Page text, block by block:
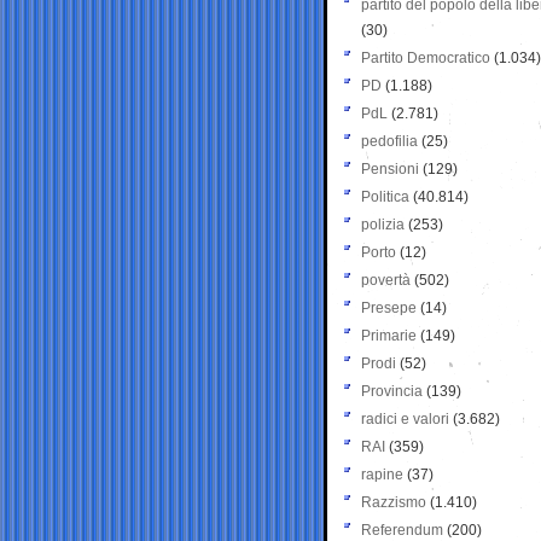
partito del popolo della
(30)
Partito Democratico (1.034)
PD (1.188)
PdL (2.781)
pedofilia (25)
Pensioni (129)
Politica (40.814)
polizia (253)
Porto (12)
povertà (502)
Presepe (14)
Primarie (149)
Prodi (52)
Provincia (139)
radici e valori (3.682)
RAI (359)
rapine (37)
Razzismo (1.410)
Referendum (200)